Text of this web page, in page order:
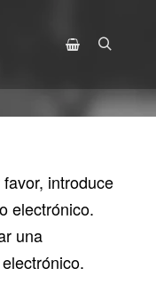
introduce
electrónico.
una